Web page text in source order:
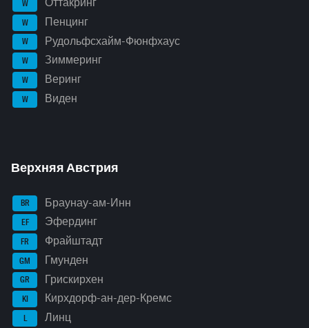
W
W Пенцинг
W Рудольфсхайм-Фюнфхаус
W Зиммеринг
W Веринг
W Виден
Верхняя Австрия
BR Браунау-ам-Инн
EF Эфердинг
FR Фрайштадт
GM Гмунден
GR Грискирхен
KI Кирхдорф-ан-дер-Кремс
L Линц